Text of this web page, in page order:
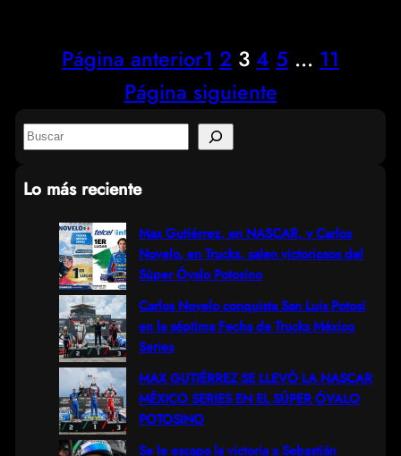
Página anterior1 2 3 4 5 … 11
Página siguiente
S
a
Lo más reciente
Max Gutiérrez, en NASCAR, y Carlos
Novelo, en Trucks, salen victoriosos del
Súper Óvalo Potosino
Carlos Novelo conquista San Luis Potosí
en la séptima Fecha de Trucks México
Series
MAX GUTIÉRREZ SE LLEVÓ LA NASCAR
MÉXICO SERIES EN EL SÚPER ÓVALO
POTOSINO
Se le escapa la victoria a Sebastián